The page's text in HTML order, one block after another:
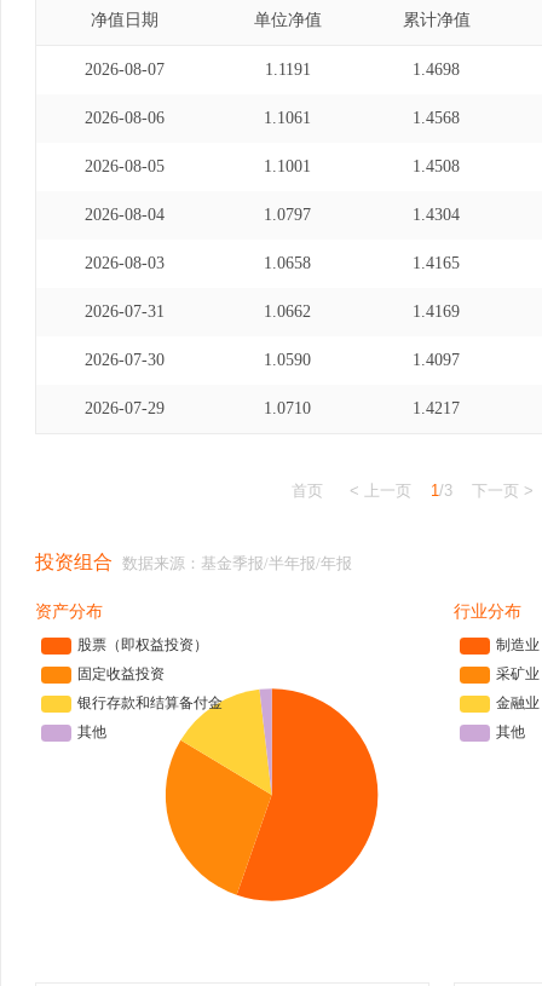
净值日期 单位净值 累计净值
2026-08-07 1.1191 1.4698
2026-08-06 1.1061 1.4568
2026-08-05 1.1001 1.4508
2026-08-04 1.0797 1.4304
2026-08-03 1.0658 1.4165
2026-07-31 1.0662 1.4169
2026-07-30 1.0590 1.4097
2026-07-29 1.0710 1.4217
首页 < 上一页 1/3 下一页 >
投资组合 数据来源：基金季报/半年报/年报
资产分布 行业分布